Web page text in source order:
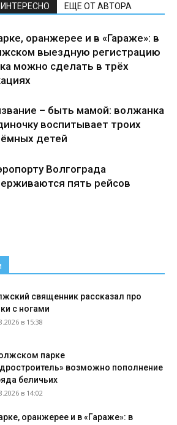
ЕЩЕ ОТ АВТОРА
оранжерее и в «Гараже»: в
выездную регистрацию
можно сделать в трёх
– быть мамой: волжанка
воспитывает троих
детей
Волгограда
пять рейсов
священник рассказал про
с ногами
в 15:38
парке
возможно пополнение
беличьих
в 14:02
оранжерее и в «Гараже»: в